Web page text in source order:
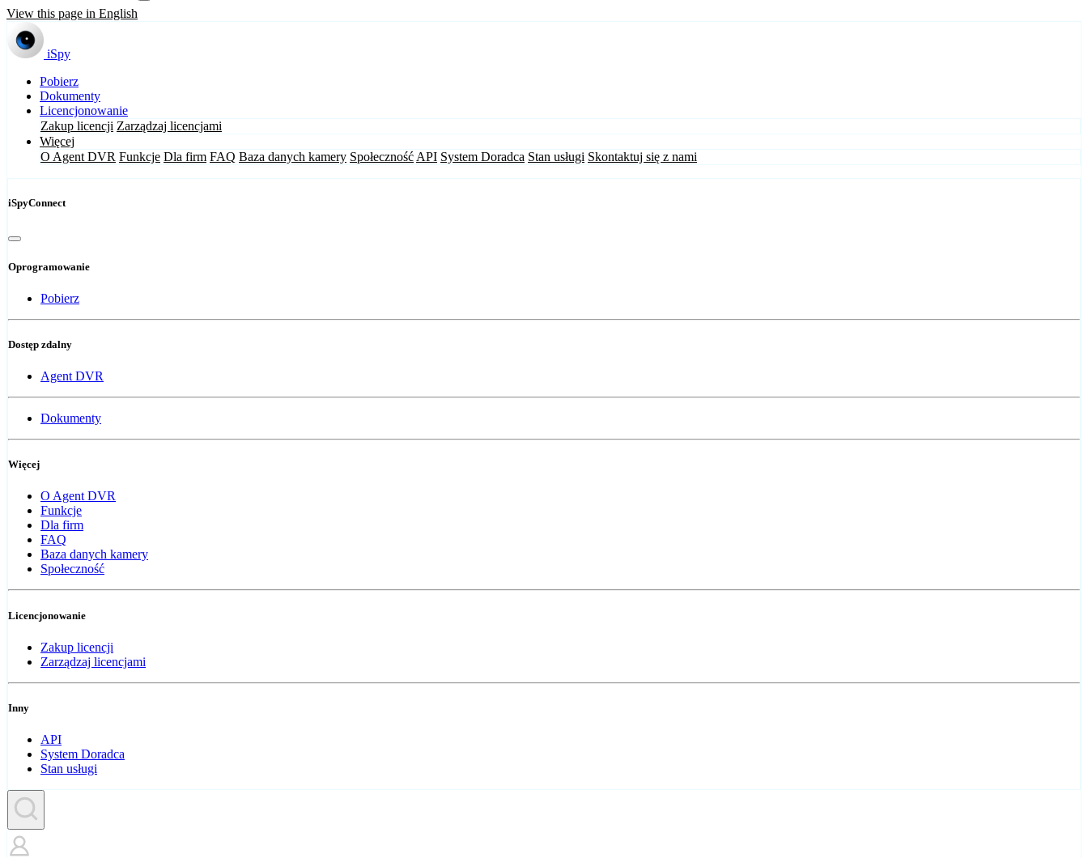
View this page in English
iSpy
Pobierz
Dokumenty
Licencjonowanie
Zakup licencji Zarządzaj licencjami
Więcej
O Agent DVR Funkcje Dla firm FAQ Baza danych kamery Społeczność API System Doradca Stan usługi Skontaktuj się z nami
iSpyConnect
Oprogramowanie
Pobierz
Dostęp zdalny
Agent DVR
Dokumenty
Więcej
O Agent DVR
Funkcje
Dla firm
FAQ
Baza danych kamery
Społeczność
Licencjonowanie
Zakup licencji
Zarządzaj licencjami
Inny
API
System Doradca
Stan usługi